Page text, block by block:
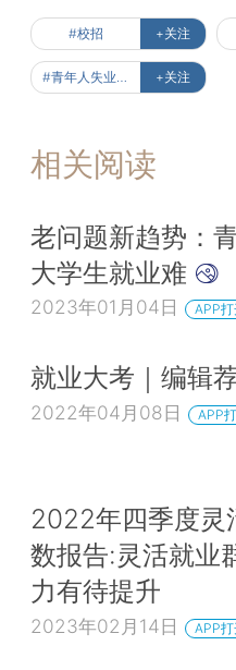
#校招 +关注
#青年人失业率为何走高 +关注
相关阅读
老问题新趋势：
大学生就业难
2023年01月04日 APP
就业大考｜编辑
2022年04月08日 APP
2022年四季度灵
数报告:灵活就业
力有待提升
2023年02月14日 APP